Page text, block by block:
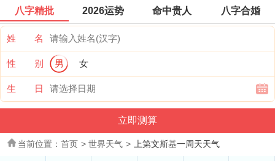
八字精批 2026运势 命中贵人 八字合婚
姓 名
性 别 男 女
生 日
当前位置： 首页 > 世界天气 > 上第文斯基一周天天气